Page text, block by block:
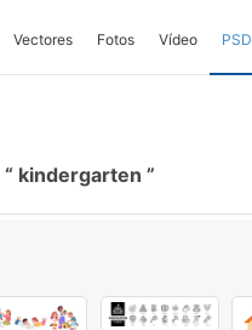
Vectores Fotos Vídeo PSD
kindergarten